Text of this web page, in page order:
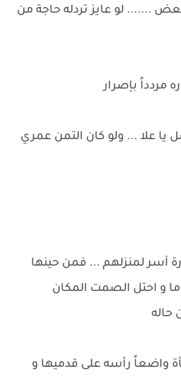
....... لو عايز تردله حاجة من
مردداً بإصرار
علا ... ولو كان التمن عمري
آسر لمنزلهم ... فمن حينها
و احتل الصمت المكان
حاله
واضعاً رأسه على قدميها و